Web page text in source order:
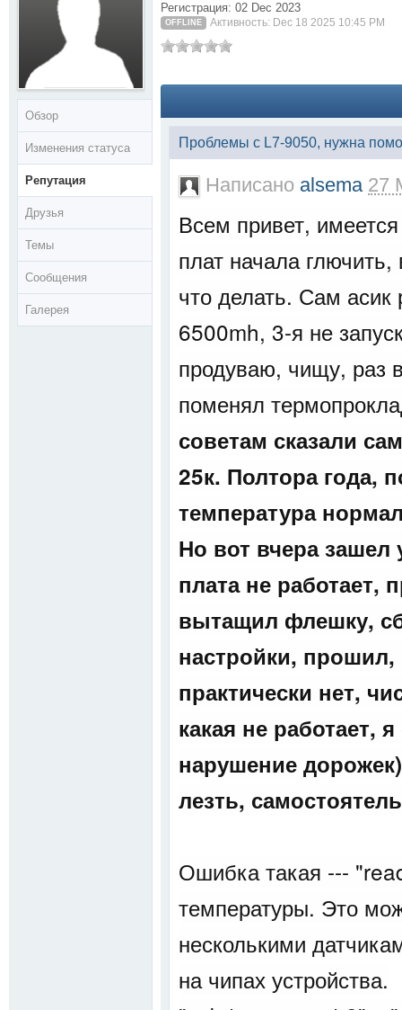
Обзор
Изменения статуса
Репутация
Друзья
Темы
Сообщения
Галерея
Регистрация: 02 Dec 2023
OFFLINE Активность: Dec 18 2025 10:45 PM
Проблемы с L7-9050, нужна
Написано alsema 27
Всем привет,
плат начала
что делать. Сам асик
6500mh, 3-я не
продуваю, чищу, раз
поменял
советам сказали
25к. Полтора года,
температура
Но вот вчера зашел
плата не работает,
вытащил флешку,
настройки,
практически нет,
какая не работает,
нарушение
лезть,
Ошибка такая ---
температуры. Это
несколькими
на чипах устройства.